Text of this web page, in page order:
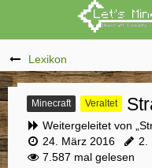
Lexikon
Minecraft Veraltet
Weitergeleitet von
24. März 2016
2.
7.587 mal gelesen